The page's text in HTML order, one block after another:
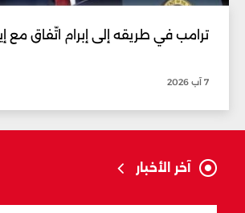
ترامب في طريقه إلى إبرام اتّفاق مع
7 آب 2026
آخر الأخبار